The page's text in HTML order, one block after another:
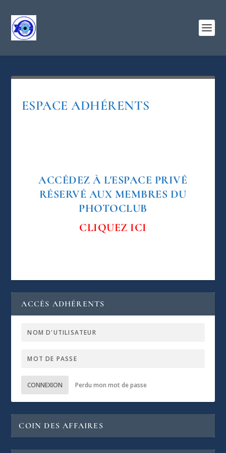
ESPACE ADHÉRENTS
ACCÉDEZ À L'ESPACE PRIVÉ
RÉSERVÉ AUX MEMBRES DU
PHOTOCLUB
CLIQUEZ ICI
ACCÈS ADHÉRENTS
CONNEXION Perdu mon mot de passe
COIN DES AFFAIRES